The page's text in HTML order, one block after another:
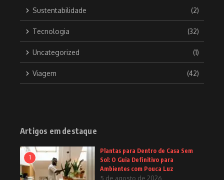
Sustentabilidade (2)
Tecnologia (32)
Uncategorized (1)
Viagem (42)
Artigos em destaque
1
Plantas para Dentro de Casa Sem
Sol: O Guia Definitivo para
Ambientes com Pouca Luz
5 de agosto de 2026